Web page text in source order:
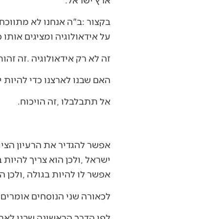
‬על‭ ‬אידאולוגיה‭ ‬ומציגים‭ ‬אותו‭ ‬כפרקטיקה‭. ‬חבל‭ ‬שצריך‭ ‬להתבייש‭ ‬באידאולוגיה‭.‬
זה‭ ‬לא‭ ‬רק‭ ‬אידאולוגיה‭. ‬זה‭ ‬זהות‭. ‬זאת‭ ‬השאלה‭ ‬האם‭ ‬באנו‭ ‬לארץ‭ ‬כי‭ ‬שבנו‭ ‬אל‭ ‬אדמתנו‭, ‬או‭ ‬שבאנו‭ ‬לארץ‭ ‬כדי‭ ‬לברוח‭ ‬מהגלות‭.‬
האם‭ ‬שבנו‭ ‬לארצנו‭ ‬כדי‭ ‬להיות‭ ‬יהודים‭ ‬בארץ‭ ‬קדשנו‭, ‬או‭ ‬שברחנו‭ ‬מיהדותנו‭ ‬כדי‭ ‬להיות‭ ‬ככל‭ ‬העמים‭.‬
אל‭ ‬תתבלבלו‭, ‬זה‭ ‬הויכוח‭.‬
‬אפשר‭ ‬לו‭ ‬להיות‭ ‬בגולה‭, ‬ולכן‭ ‬הוא‭ ‬צריך‭ ‬להיות‭ ‬בארצו‭,‬‭ ‬ארץ‭ ‬ישראל‭.‬
לכאורה‭ ‬שני‭ ‬הנוסחים‭ ‬אומרים‭ ‬אותו‭ ‬דבר‭. ‬למעשה‭, ‬תהום‭ ‬פעורה‭ ‬ביניהם‭.‬